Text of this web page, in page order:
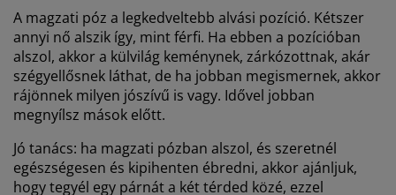
A magzati póz a legkedveltebb alvási pozíció. Kétszer
annyi nő alszik így, mint férfi. Ha ebben a pozícióban
alszol, akkor a külvilág keménynek, zárkózottnak, akár
szégyellősnek láthat, de ha jobban megismernek, akkor
rájönnek milyen jószívű is vagy. Idővel jobban
megnyílsz mások előtt.
Jó tanács: ha magzati pózban alszol, és szeretnél
egészségesen és kipihenten ébredni, akkor ajánljuk,
hogy tegyél egy párnát a két térded közé, ezzel